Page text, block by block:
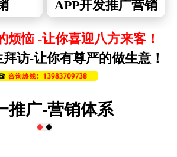
APP开发推广营销
烦恼 -让你喜迎八方来客！
访-让你有尊严的做生意！
推广-营销体系